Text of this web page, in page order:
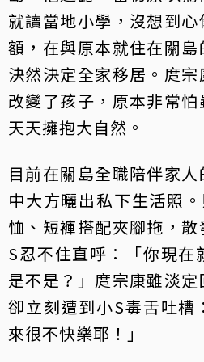
就讀當地小學，沒想到
額，在與原本就住在關
決然決定全家移居。庹
改變了孩子，原本非常
天天擁抱大自然。
目前在關島全職陪伴家
中大方曬出私下生活照
恤、短褲搭配夾腳拖，
S忍不住直呼：「你現在
是不是？」庹宗康雖淡定
卻立刻遭到小S毒舌吐槽
來很不快樂耶！」